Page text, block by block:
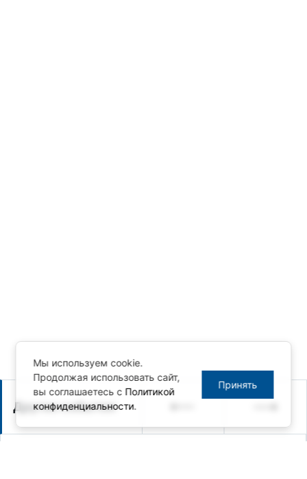
Другие события
Мы используем cookie.
Продолжая использовать сайт,
вы соглашаетесь с Политикой
конфиденциальности.
Принять